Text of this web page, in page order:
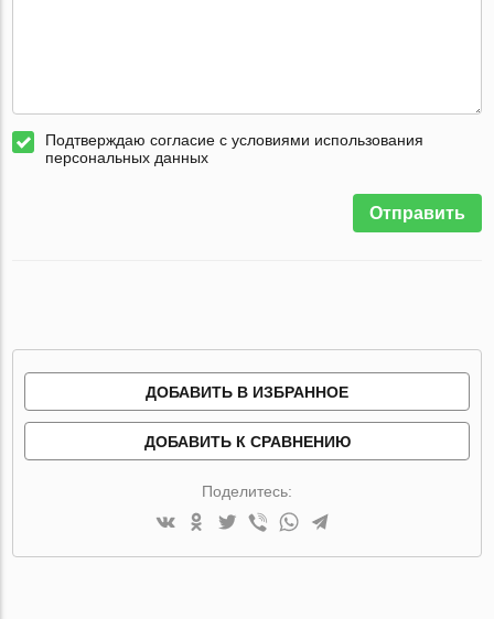
Подтверждаю согласие с условиями использования
персональных данных
Отправить
ДОБАВИТЬ В ИЗБРАННОЕ
ДОБАВИТЬ К СРАВНЕНИЮ
Поделитесь: